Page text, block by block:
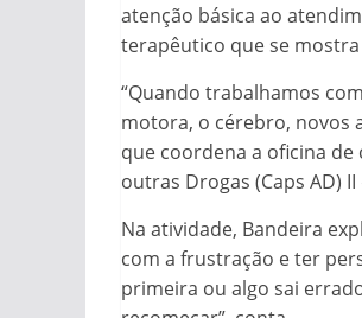
atenção básica ao
terapêutico que se
“Quando trabalhamos
motora, o cérebro, novos
que coordena a oficina
outras Drogas (Caps AD)
Na atividade, Bandeira
com a frustração e ter
primeira ou algo sai